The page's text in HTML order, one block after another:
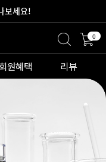
보세요!
0
회원혜택 리뷰